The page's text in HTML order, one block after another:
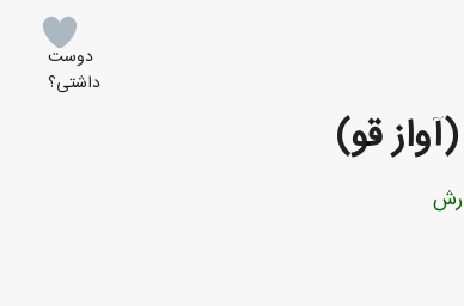
دوست
داشتی؟
قو)